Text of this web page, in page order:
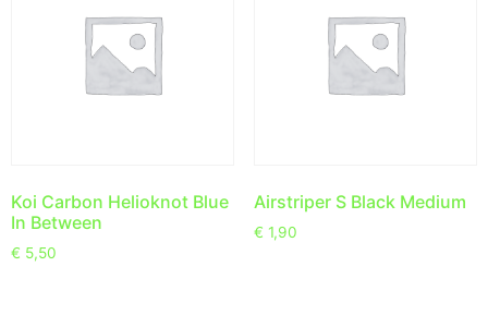
Koi Carbon Helioknot Blue
In Between
€ 5,50
Airstriper S Black Medium
€ 1,90